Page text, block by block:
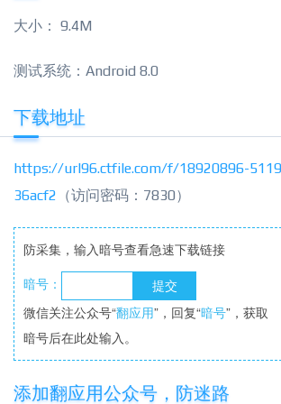
大小： 9.4M
测试系统：Android 8.0
下载地址
https://url96.ctfile.com/f/18920896-
36acf2 （访问密码：7830）
防采集，输入暗号查看急速下载链接
暗号：
微信关注公众号“翻应用”，回复“暗号”，获取
暗号后在此处输入。
添加翻应用公众号，防迷路